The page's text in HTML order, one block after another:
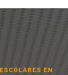
EN